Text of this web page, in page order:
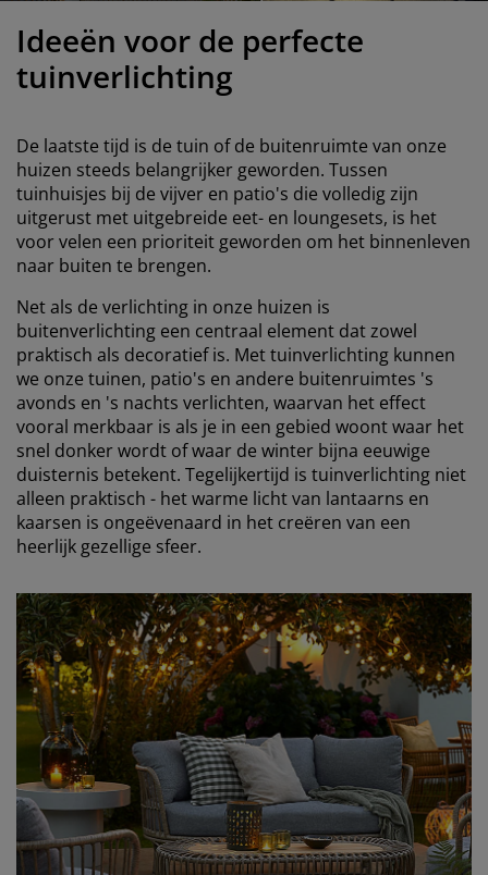
en accessoires
en strijken
Ideeën voor de perfecte
tuinverlichting
De laatste tijd is de tuin of de buitenruimte van onze
huizen steeds belangrijker geworden. Tussen
tuinhuisjes bij de vijver en patio's die volledig zijn
uitgerust met uitgebreide eet- en loungesets, is het
voor velen een prioriteit geworden om het binnenleven
naar buiten te brengen.
Net als de verlichting in onze huizen is
buitenverlichting een centraal element dat zowel
praktisch als decoratief is. Met tuinverlichting kunnen
we onze tuinen, patio's en andere buitenruimtes 's
avonds en 's nachts verlichten, waarvan het effect
vooral merkbaar is als je in een gebied woont waar het
snel donker wordt of waar de winter bijna eeuwige
duisternis betekent. Tegelijkertijd is tuinverlichting niet
alleen praktisch - het warme licht van lantaarns en
kaarsen is ongeëvenaard in het creëren van een
heerlijk gezellige sfeer.